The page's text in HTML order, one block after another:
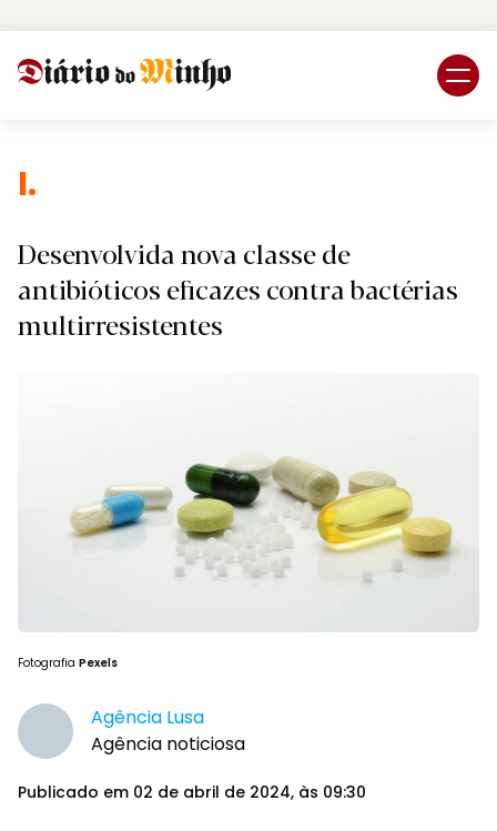
I.
Desenvolvida nova classe de
antibióticos eficazes contra bactérias
multirresistentes
Fotografia Pexels
Agência Lusa
Agência noticiosa
Publicado em 02 de abril de 2024, às 09:30